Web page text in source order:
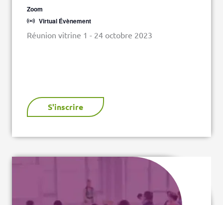
Zoom
Virtual Évènement
Réunion vitrine 1 - 24 octobre 2023
S'inscrire